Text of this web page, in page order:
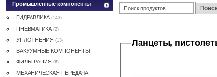
Поиск
Ланцеты,
Промышленные компоненты
ГИДРАВЛИКА (143)
ПНЕВМАТИКА (2)
УПЛОТНЕНИЯ (13)
ВАКУУМНЫЕ КОМПОНЕНТЫ
ФИЛЬТРАЦИЯ (6)
МЕХАНИЧЕСКАЯ ПЕРЕДАЧА